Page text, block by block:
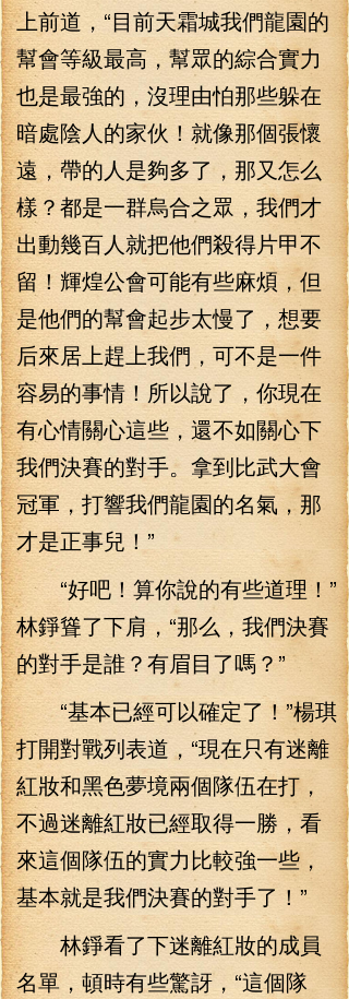
上前道，“目前天霜城我們龍園的
幫會等級最高，幫眾的綜合實力
也是最強的，沒理由怕那些躲在
暗處陰人的家伙！就像那個張懷
遠，帶的人是夠多了，那又怎么
樣？都是一群烏合之眾，我們才
出動幾百人就把他們殺得片甲不
留！輝煌公會可能有些麻煩，但
是他們的幫會起步太慢了，想要
后來居上趕上我們，可不是一件
容易的事情！所以說了，你現在
有心情關心這些，還不如關心下
我們決賽的對手。拿到比武大會
冠軍，打響我們龍園的名氣，那
才是正事兒！”
“好吧！算你說的有些道理！”
林錚聳了下肩，“那么，我們決賽
的對手是誰？有眉目了嗎？”
“基本已經可以確定了！”楊琪
打開對戰列表道，“現在只有迷離
紅妝和黑色夢境兩個隊伍在打，
不過迷離紅妝已經取得一勝，看
來這個隊伍的實力比較強一些，
基本就是我們決賽的對手了！”
林錚看了下迷離紅妝的成員
名單，頓時有些驚訝，“這個隊